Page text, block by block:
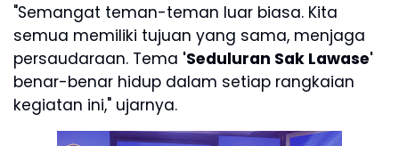
"Semangat teman-teman luar biasa. Kita
semua memiliki tujuan yang sama, menjaga
persaudaraan. Tema 'Seduluran Sak Lawase'
benar-benar hidup dalam setiap rangkaian
kegiatan ini," ujarnya.